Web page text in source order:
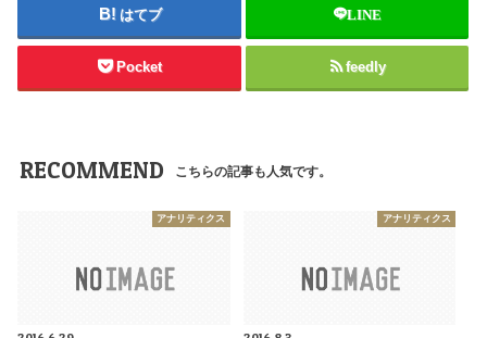
はてブ LINE
Pocket feedly
RECOMMEND こちらの記事も人気です。
アナリティクス アナリティクス